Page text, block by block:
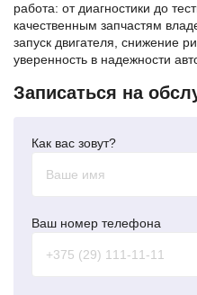
работа: от диагностики до
качественным запчастям
запуск двигателя, снижение
уверенность в надежности
Записаться на
Как вас зовут?
Ваш номер телефона